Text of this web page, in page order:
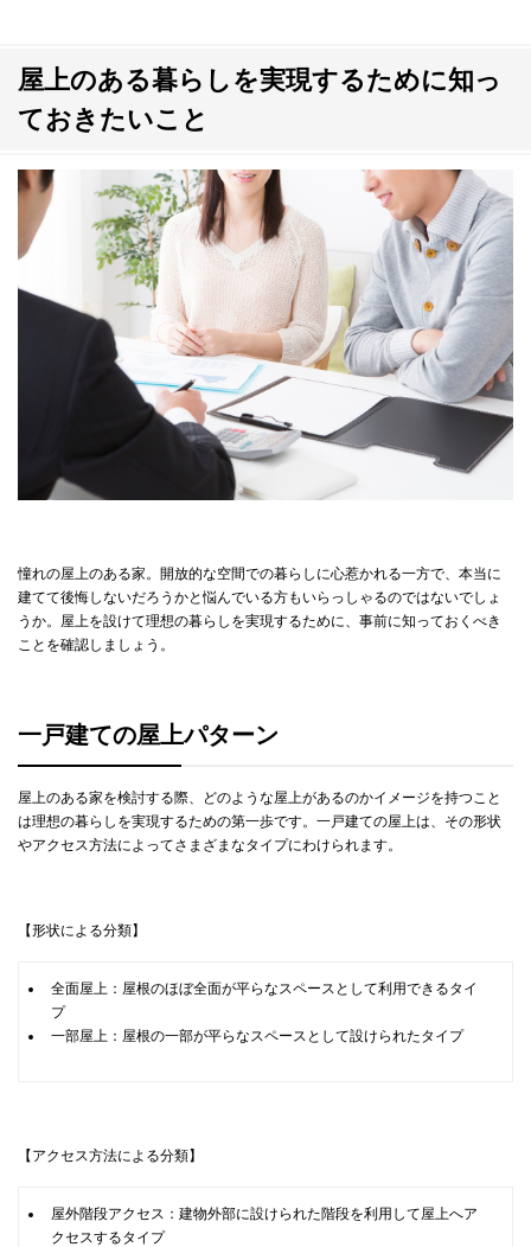
雨漏りのリスクがある
落下防止とプライバシー確保を両立する必要がある
安全と美観を保つために、維持管理の手間がかかる
明確な目的がないとデッドスペースになる
後悔しない！屋上のある家づくりで絶対に意識したいポイント
屋上のある家づくりが得意な住宅メーカーを選ぶ
木造住宅よりも鉄骨住宅の方が安心
屋上への動線や間取りを工夫する
中古購入の場合は、防水性と構造の劣化を入念にチェックする
《実例紹介》大手ハウスメーカーで屋上のある家づくり
屋上のある家はメリット・デメリットをしっかり理解して賢く決断を
屋上のある暮らしを実現するために知っ
ておきたいこと
憧れの屋上のある家。開放的な空間での暮らしに心惹かれる一方で、本当に
建てて後悔しないだろうかと悩んでいる方もいらっしゃるのではないでしょ
うか。屋上を設けて理想の暮らしを実現するために、事前に知っておくべき
ことを確認しましょう。
一戸建ての屋上パターン
屋上のある家を検討する際、どのような屋上があるのかイメージを持つこと
は理想の暮らしを実現するための第一歩です。一戸建ての屋上は、その形状
やアクセス方法によってさまざまなタイプにわけられます。
【形状による分類】
全面屋上：屋根のほぼ全面が平らなスペースとして利用できるタイ
プ
一部屋上：屋根の一部が平らなスペースとして設けられたタイプ
【アクセス方法による分類】
屋外階段アクセス：建物外部に設けられた階段を利用して屋上へア
クセスするタイプ